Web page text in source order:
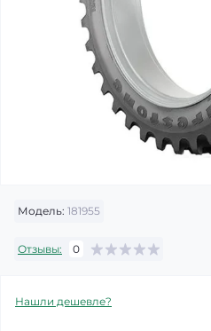
Модель: 181955
Отзывы: 0
Нашли дешевле?